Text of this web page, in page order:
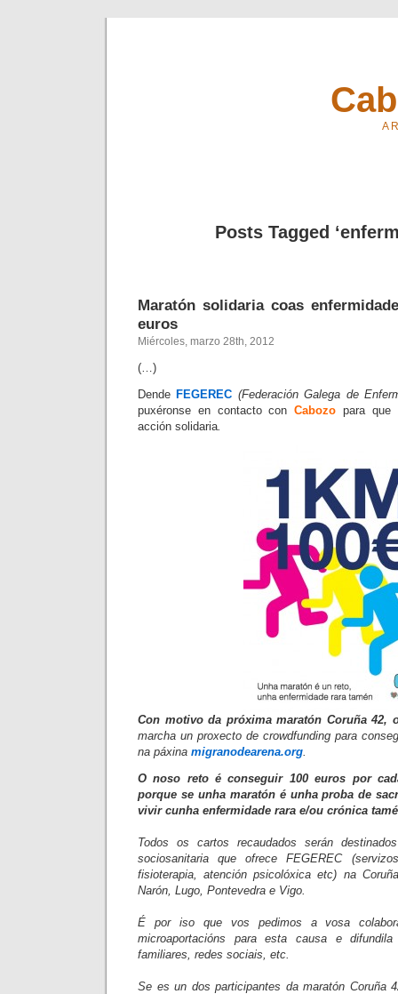
A
Posts Tagged
Maratón solidaria coas
euros
Miércoles, marzo 28th, 2012
(…)
Dende FEGEREC (Federación Galega de
puxéronse en contacto conCabozo para que
acción solidaria.
Con motivo da próxima maratón Coruña 42,
marcha un proxecto de crowdfunding para
na páxina migranodearena.org.
O noso reto é conseguir 100 euros por
porque se unha maratón é unha proba de
vivir cunha enfermidade rara e/ou crónica
Todos os cartos recaudados serán
sociosanitaria que ofrece FEGEREC
fisioterapia, atención psicolóxica etc) na
Narón, Lugo, Pontevedra e Vigo.
É por iso que vos pedimos a vosa
microaportacións para esta causa e
familiares, redes sociais, etc.
Se es un dos participantes da maratón Coruña